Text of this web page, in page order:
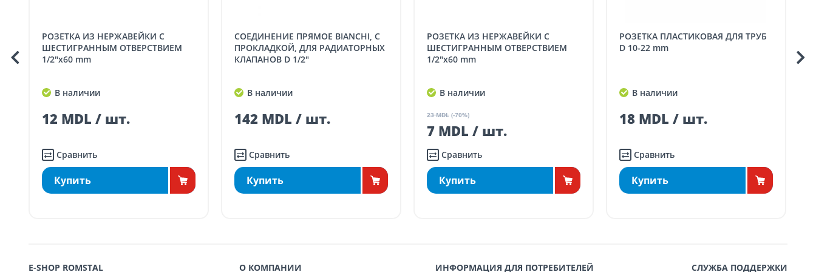
SER08410
Доставка по Кишиневу для заказов менее 5000 лей (онлайн-заказ, заказ в
магазине)
SER08411
магазине)
РОЗЕТКА ИЗ НЕРЖАВЕЙКИ С
ШЕСТИГРАННЫМ ОТВЕРСТВИЕМ
1/2"x60 mm
В наличии
12 MDL / шт.
Сравнить
Купить
СОЕДИНЕНИЕ ПРЯМОЕ BIANCHI, С
ПРОКЛАДКОЙ, ДЛЯ РАДИАТОРНЫХ
КЛАПАНОВ D 1/2"
В наличии
142 MDL / шт.
Сравнить
Купить
РОЗЕТКА ИЗ НЕРЖАВЕЙКИ С
ШЕСТИГРАННЫМ ОТВЕРСТВИЕМ
1/2"x60 mm
В наличии
23 MDL (-70%)
7 MDL / шт.
Сравнить
Купить
РОЗЕТКА ПЛАСТИКОВАЯ ДЛЯ ТРУБ
D 10-22 mm
В наличии
18 MDL / шт.
Сравнить
Купить
E-SHOP ROMSTAL О КОМПАНИИ ИНФОРМАЦИЯ ДЛЯ ПОТРЕБИТЕЛЕЙ СЛУЖБА ПОДДЕРЖКИ